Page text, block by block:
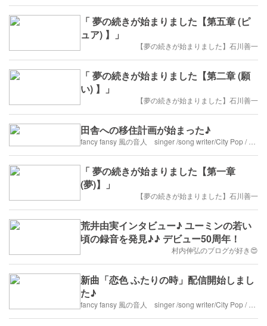
「 夢の続きが始まりました【第五章 (ピ
ュア) 】」
【夢の続きが始まりました】石川善一
「 夢の続きが始まりました【第二章 (願
い) 】」
【夢の続きが始まりました】石川善一
田舎への移住計画が始まった♪
「 夢の続きが始まりました【第一章
(夢)】」
【夢の続きが始まりました】石川善一
荒井由実インタビュー♪ ユーミンの若い
頃の録音を発見♪♪ デビュー50周年！
村内伸弘のブログが好き😍
新曲「恋色 ふたりの時」配信開始しまし
た♪